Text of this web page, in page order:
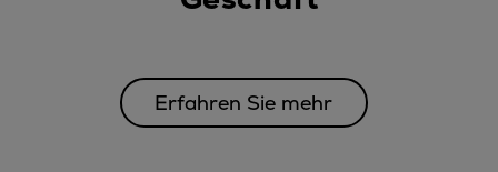
Erfahren Sie mehr